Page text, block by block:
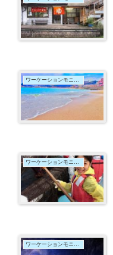
ワーケーションモニター
ワーケーションモニター